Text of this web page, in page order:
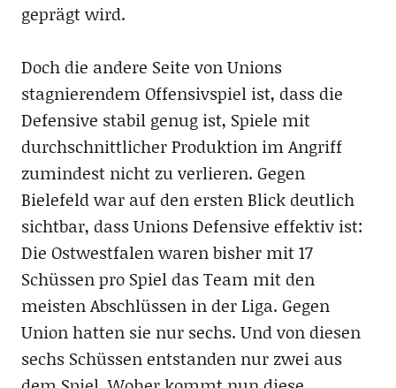
geprägt wird.
Doch die andere Seite von Unions
stagnierendem Offensivspiel ist, dass die
Defensive stabil genug ist, Spiele mit
durchschnittlicher Produktion im Angriff
zumindest nicht zu verlieren. Gegen
Bielefeld war auf den ersten Blick deutlich
sichtbar, dass Unions Defensive effektiv ist:
Die Ostwestfalen waren bisher mit 17
Schüssen pro Spiel das Team mit den
meisten Abschlüssen in der Liga. Gegen
Union hatten sie nur sechs. Und von diesen
sechs Schüssen entstanden nur zwei aus